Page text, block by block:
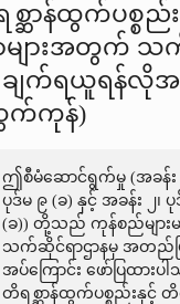
ဆာန်ထွက်ပစ္စည်း
များအတွက် သ
ျက်ရယူရန်လိုအ
က်ကုန်)
ဤစီမံဆောင်ရွက်မှု (အခန်း
ပုဒ်မ ၉ (ခ) နှင့် အခန်း ၂၊ ပု
(ခ)) တို့သည် ကုန်စည်များ
သက်ဆိုင်ရာဌာနမှ အတည်
အပ်ကြောင်း ဖော်ပြထားပ
တိရစ္ဆာန်ထွက်ပစ္စည်းနှင့် တိ